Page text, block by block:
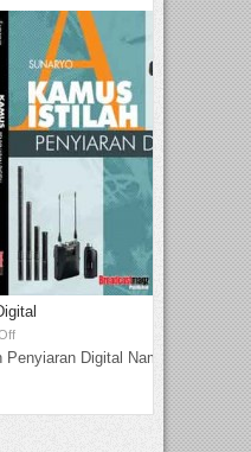
Digital Nama